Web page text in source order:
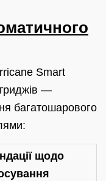
Smart
—
багатошарового
щодо